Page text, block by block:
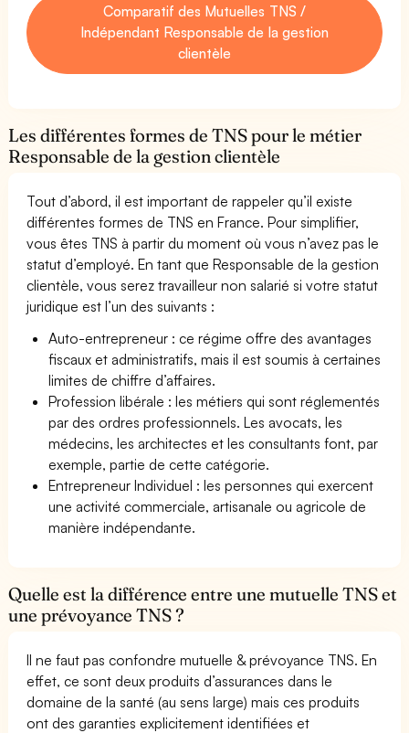
Comparatif des Mutuelles TNS /
Indépendant Responsable de la gestion
clientèle
Les différentes formes de TNS pour le métier
Responsable de la gestion clientèle
Tout d’abord, il est important de rappeler qu’il existe
différentes formes de TNS en France. Pour simplifier,
vous êtes TNS à partir du moment où vous n’avez pas le
statut d’employé. En tant que Responsable de la gestion
clientèle, vous serez travailleur non salarié si votre statut
juridique est l’un des suivants :
Auto-entrepreneur : ce régime offre des avantages
fiscaux et administratifs, mais il est soumis à certaines
limites de chiffre d’affaires.
Profession libérale : les métiers qui sont réglementés
par des ordres professionnels. Les avocats, les
médecins, les architectes et les consultants font, par
exemple, partie de cette catégorie.
Entrepreneur Individuel : les personnes qui exercent
une activité commerciale, artisanale ou agricole de
manière indépendante.
Quelle est la différence entre une mutuelle TNS et
une prévoyance TNS ?
Il ne faut pas confondre mutuelle & prévoyance TNS. En
effet, ce sont deux produits d’assurances dans le
domaine de la santé (au sens large) mais ces produits
ont des garanties explicitement identifiées et